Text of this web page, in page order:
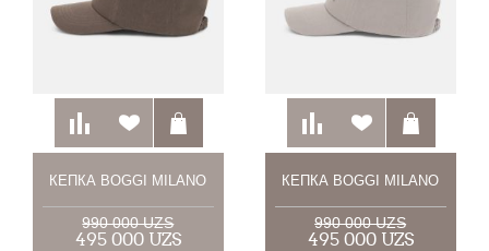
КЕПКА BOGGI MILANO
990 000 UZS
495 000 UZS
КЕПКА BOGGI MILANO
990 000 UZS
495 000 UZS